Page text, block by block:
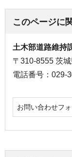
このページに
土木部道路維持
〒310-8555 茨
電話番号：029-
お問い合わせフ